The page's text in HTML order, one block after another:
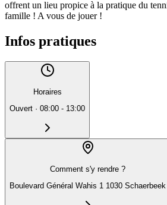
offrent un lieu propice à la pratique du
famille ! A vous de jouer !
Infos pratiques
Horaires
Ouvert · 08:00 - 13:00
Comment s'y rendre ?
Boulevard Général Wahis 1 1030 Schaerbeek